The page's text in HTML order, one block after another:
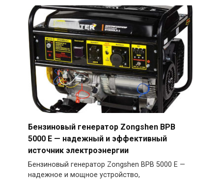
Бензиновый генератор Zongshen BPB
5000 E — надежный и эффективный
источник электроэнергии
Бензиновый генератор Zongshen BPB 5000 E —
надежное и мощное устройство,